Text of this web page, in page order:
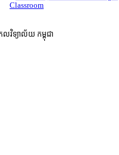
Classroom
វិទ្យាល័យ កម្ពុជា